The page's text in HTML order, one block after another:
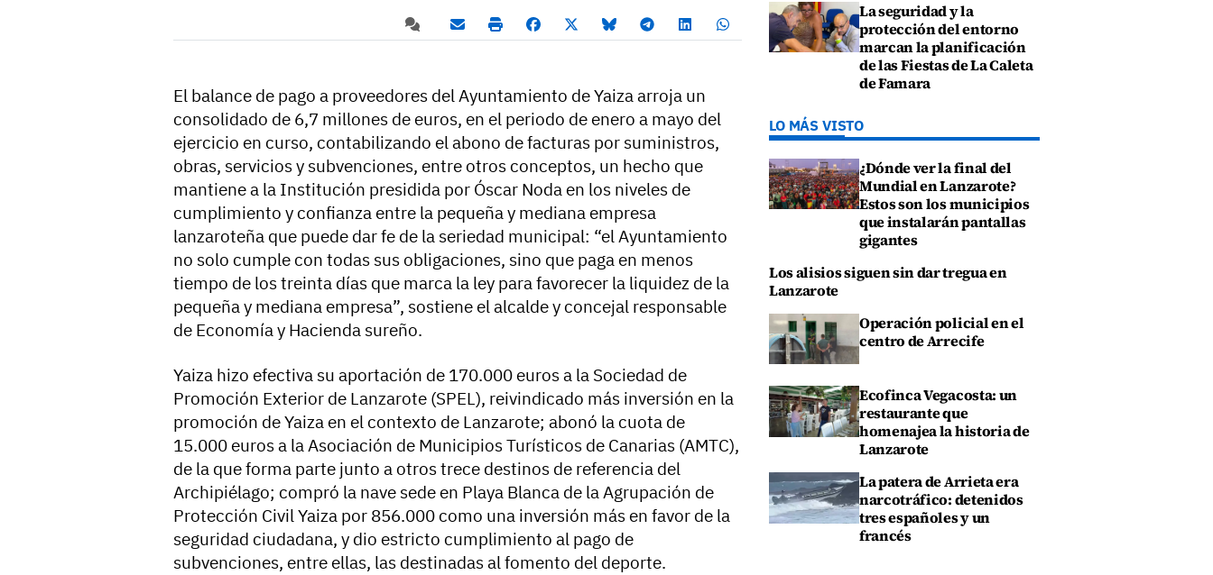
El balance de pago a proveedores del Ayuntamiento de Yaiza arroja un
consolidado de 6,7 millones de euros, en el periodo de enero a mayo del
ejercicio en curso, contabilizando el abono de facturas por suministros,
obras, servicios y subvenciones, entre otros conceptos, un hecho que
mantiene a la Institución presidida por Óscar Noda en los niveles de
cumplimiento y confianza entre la pequeña y mediana empresa
lanzaroteña que puede dar fe de la seriedad municipal: “el Ayuntamiento
no solo cumple con todas sus obligaciones, sino que paga en menos
tiempo de los treinta días que marca la ley para favorecer la liquidez de la
pequeña y mediana empresa”, sostiene el alcalde y concejal responsable
de Economía y Hacienda sureño.
Yaiza hizo efectiva su aportación de 170.000 euros a la Sociedad de
Promoción Exterior de Lanzarote (SPEL), reivindicado más inversión en la
promoción de Yaiza en el contexto de Lanzarote; abonó la cuota de
15.000 euros a la Asociación de Municipios Turísticos de Canarias (AMTC),
de la que forma parte junto a otros trece destinos de referencia del
Archipiélago; compró la nave sede en Playa Blanca de la Agrupación de
Protección Civil Yaiza por 856.000 como una inversión más en favor de la
seguridad ciudadana, y dio estricto cumplimiento al pago de
subvenciones, entre ellas, las destinadas al fomento del deporte.
La seguridad y la
protección del entorno
marcan la planificación
de las Fiestas de La Caleta
de Famara
LO MÁS VISTO
¿Dónde ver la final del
Mundial en Lanzarote?
Estos son los municipios
que instalarán pantallas
gigantes
Los alisios siguen sin dar tregua en
Lanzarote
Operación policial en el
centro de Arrecife
Ecofinca Vegacosta: un
restaurante que
homenajea la historia de
Lanzarote
La patera de Arrieta era
narcotráfico: detenidos
tres españoles y un
francés